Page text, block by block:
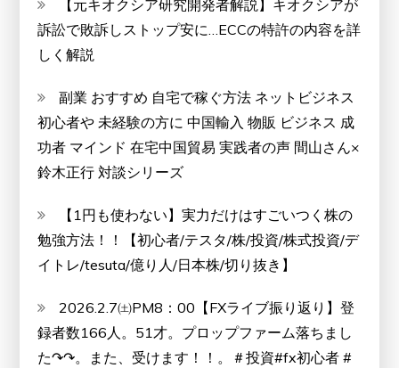
【元キオクシア研究開発者解説】キオクシアが
訴訟で敗訴しストップ安に…ECCの特許の内容を詳
しく解説
副業 おすすめ 自宅で稼ぐ方法 ネットビジネス
初心者や 未経験の方に 中国輸入 物販 ビジネス 成
功者 マインド 在宅中国貿易 実践者の声 間山さん×
鈴木正行 対談シリーズ
【1円も使わない】実力だけはすごいつく株の
勉強方法！！【初心者/テスタ/株/投資/株式投資/デ
イトレ/tesuta/億り人/日本株/切り抜き】
2026.2.7㈯PM8：00【FXライブ振り返り】登
録者数166人。51才。プロップファーム落ちまし
た↷↷。また、受けます！！。＃投資#fx初心者 #